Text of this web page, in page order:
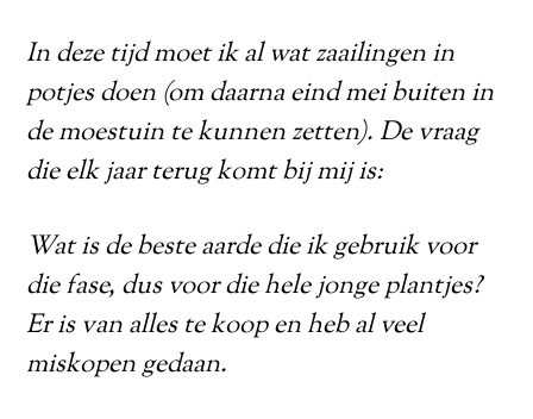
In deze tijd moet ik al wat zaailingen in
potjes doen (om daarna eind mei buiten in
de moestuin te kunnen zetten). De vraag
die elk jaar terug komt bij mij is:
Wat is de beste aarde die ik gebruik voor
die fase, dus voor die hele jonge plantjes?
Er is van alles te koop en heb al veel
miskopen gedaan.